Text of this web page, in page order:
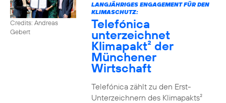
Credits: Andreas
Gebert
LANGJÄHRIGES ENGAGEMENT FÜR DEN
KLIMASCHUTZ:
Telefónica
unterzeichnet
Klimapakt² der
Münchener
Wirtschaft
Telefónica zählt zu den Erst-
Unterzeichnern des Klimapakts²